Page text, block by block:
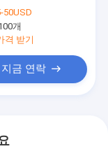
50USD
개
격 받기
지금 연락